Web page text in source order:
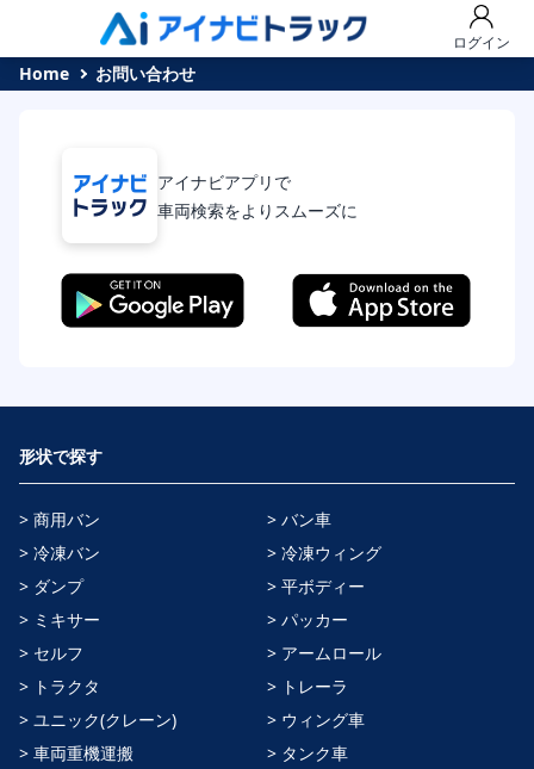
ログイン
Home お問い合わせ
アイナビアプリで
車両検索をよりスムーズに
形状で探す
> 商用バン
> バン車
> 冷凍バン
> 冷凍ウィング
> ダンプ
> 平ボディー
> ミキサー
> パッカー
> セルフ
> アームロール
> トラクタ
> トレーラ
> ユニック(クレーン)
> ウィング車
> 車両重機運搬
> タンク車